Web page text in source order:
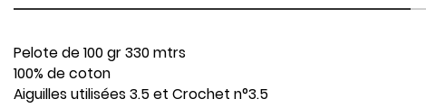
Pelote de 100 gr 330 mtrs
100% de coton
Aiguilles utilisées 3.5 et Crochet n°3.5